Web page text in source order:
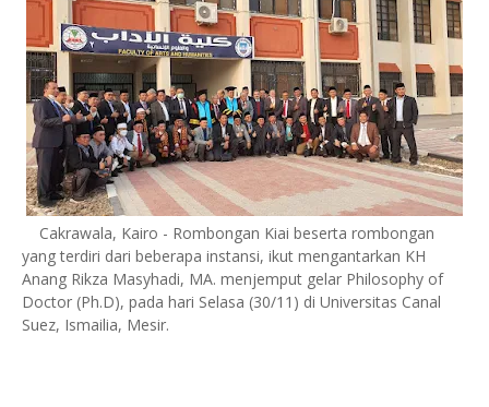
Cakrawala, Kairo - Rombongan Kiai beserta rombongan
yang terdiri dari beberapa instansi, ikut mengantarkan KH
Anang Rikza Masyhadi, MA. menjemput gelar Philosophy of
Doctor (Ph.D), pada hari Selasa (30/11) di Universitas Canal
Suez, Ismailia, Mesir.